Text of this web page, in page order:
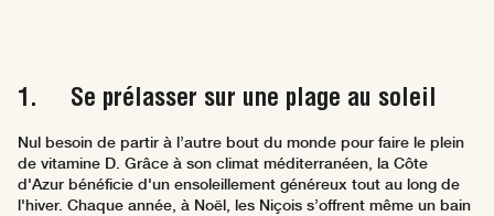
1. Se prélasser sur une plage au soleil
Nul besoin de partir à l’autre bout du monde pour faire le plein
de vitamine D. Grâce à son climat méditerranéen, la Côte
d'Azur bénéficie d'un ensoleillement généreux tout au long de
l'hiver. Chaque année, à Noël, les Niçois s’offrent même un bain